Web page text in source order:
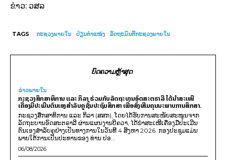
ຂ່າວ: ວສລ
TAGS ກະຊວງພາຍໃນ ປ່ຽນຕໍາແໜ່ງ ລັດຖະມົນຕີກະຊວງພາຍໃນ
ບົດຄວາມຫຼ້າສຸດ
ຂ່າວພາຍ​ໃນ
ກະຊວງສຶກສາທິການ ແລະ ກິລາ ຮ່ວມກັບລັດຖະບານອົດສະຕຣາລີ ໄດ້ນຳສະເໜີ
ເຄື່ອງມືປະເມີນຕົນເອງສຳລັບຄູຊັ້ນປະຖົມສຶກສາ ເພື່ອສົ່ງເສີມຄຸນນະພາບການສຶກສາ.
ກະຊວງສຶກສາທິການ ແລະ ກິລາ (ສສກ), ໂດຍໄດ້ຮັບການສະໜັບສະໜູນຈາກ
ລັດຖະບານອົດສະຕຣາລີ ຜ່ານແຜນງານບີຄວາ, ໄດ້ນຳສະເໜີເຄື່ອງມືປະເມີນ
ຕົນເອງສຳລັບຄູຢ່າງເປັນທາງການໃນວັນທີ 4 ສິງຫາ 2026. ກອງປະຊຸມແມ່ນ
ພາຍໃຕ້ການເປັນປະທານຂອງ ທ່ານ ປອ...
06/08/2026